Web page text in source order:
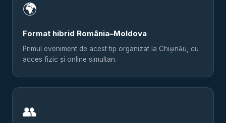
🌍
Format hibrid România–Moldova
Primul eveniment de acest tip organizat la Chișinău, cu
acces fizic și online simultan.
👥